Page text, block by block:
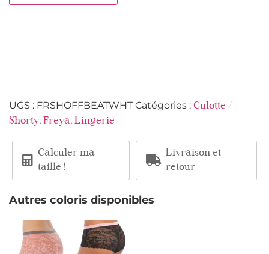
UGS : FRSHOFFBEATWHT Catégories : Culotte /
Shorty, Freya, Lingerie
Calculer ma
taille !
Livraison et
retour
Autres coloris disponibles